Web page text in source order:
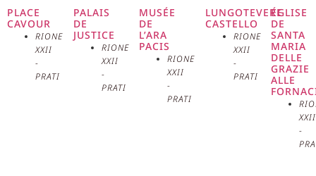
qui raconte non seulement
l’histoire d’une époque, mais aussi
les événements d’un personnage
légendaire : Cola di Rienzo.
Située le long de la rue du même
PLACE
CAVOUR
RIONE
XXII
-
PRATI
PALAIS
DE
JUSTICE
RIONE
XXII
-
PRATI
MUSÉE
DE
L’ARA
PACIS
RIONE
XXII
-
PRATI
LUNGOTEVERE
CASTELLO
RIONE
XXII
-
PRATI
ÉGLISE
DE
SANTA
MARIA
DELLE
GRAZIE
ALLE
XXII
-